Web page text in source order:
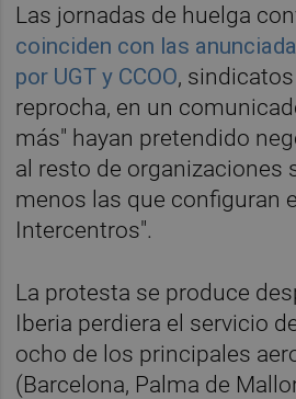
Las jornadas de huelga
coinciden con las
por UGT y CCOO,
reprocha, en un
más" hayan pretendido
al resto de organizaciones
menos las que configuran
Intercentros".
La protesta se produce
Iberia perdiera el servicio
ocho de los principales
(Barcelona, Palma de